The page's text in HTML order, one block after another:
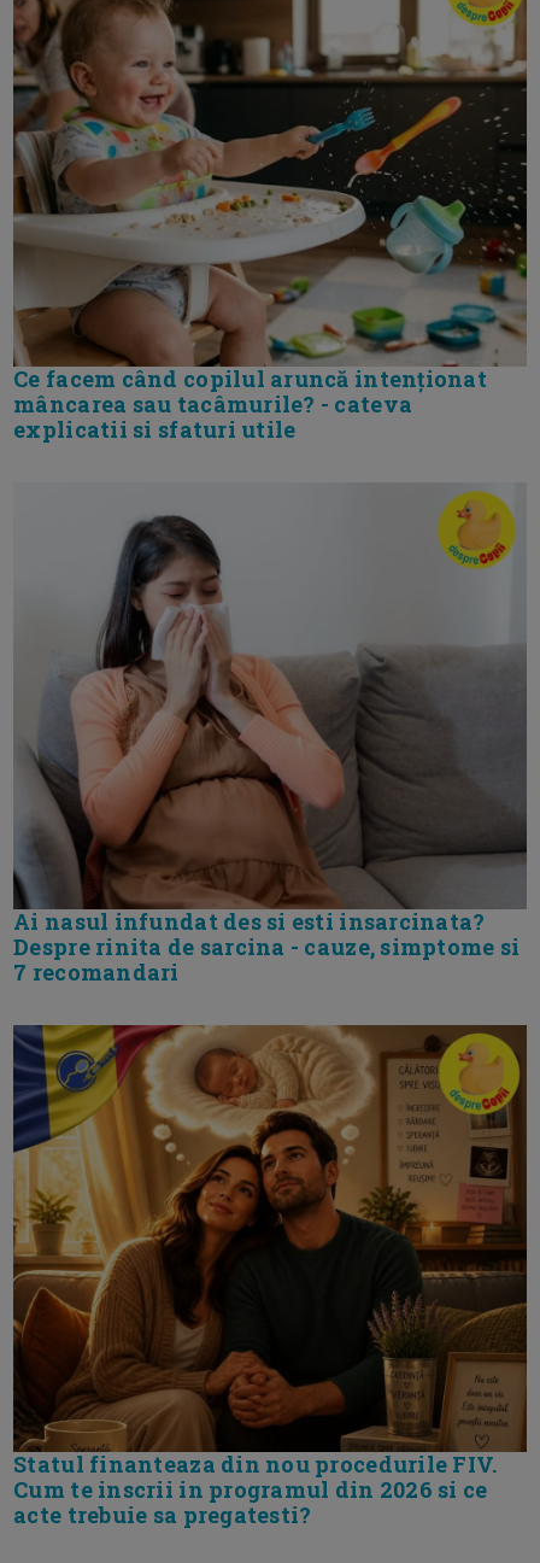
Ce facem când copilul aruncă intenționat
mâncarea sau tacâmurile? - cateva
explicatii si sfaturi utile
Ai nasul infundat des si esti insarcinata?
Despre rinita de sarcina - cauze, simptome si
7 recomandari
Statul finanteaza din nou procedurile FIV.
Cum te inscrii in programul din 2026 si ce
acte trebuie sa pregatesti?